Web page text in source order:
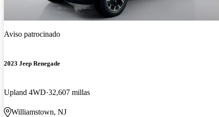
Aviso patrocinado
2023 Jeep Renegade
Upland 4WD 32,607 millas
Williamstown, NJ